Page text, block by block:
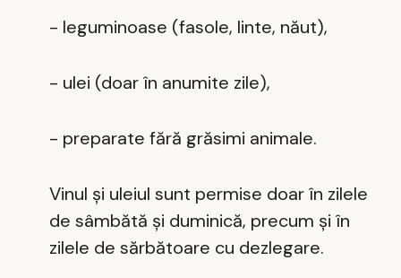
- leguminoase (fasole, linte, năut),
- ulei (doar în anumite zile),
- preparate fără grăsimi animale.
Vinul și uleiul sunt permise doar în zilele
de sâmbătă și duminică, precum și în
zilele de sărbătoare cu dezlegare.